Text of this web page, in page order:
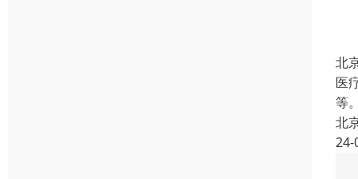
北
医
等
北
24-